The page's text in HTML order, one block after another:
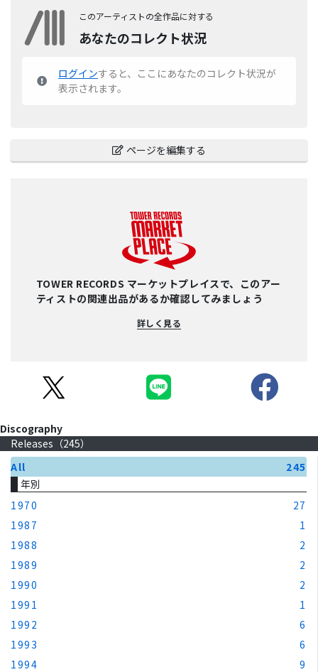
このアーティストの全作品に対する
あなたのコレクト状況
ログインすると、ここにあなたのコレクト状況が
表示されます。
ページを編集する
TOWER RECORDS マーケットプレイスで、このアー
ティストの関連出品があるか確認してみましょう
詳しく見る
Discography
Releases（245）
All
245
年別
1970
27
1987
1
1988
2
1989
2
1990
2
1991
1
1992
6
1993
6
1994
9